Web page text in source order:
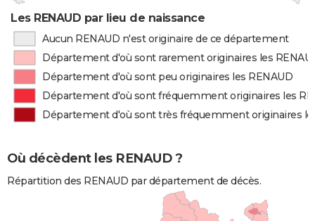
Les RENAUD par lieu de naissance
Aucun RENAUD n'est originaire de ce département
Département d'où sont rarement originaires les
Département d'où sont peu originaires les RENAUD
Département d'où sont fréquemment originaires les
Département d'où sont très fréquemment originaires
Où décèdent les RENAUD ?
Répartition des RENAUD par département de décès.